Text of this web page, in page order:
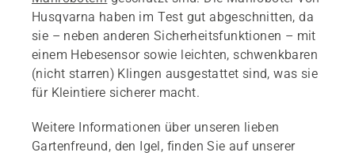
Husqvarna haben im Test gut abgeschnitten, da
sie – neben anderen Sicherheitsfunktionen – mit
einem Hebesensor sowie leichten, schwenkbaren
(nicht starren) Klingen ausgestattet sind, was sie
für Kleintiere sicherer macht.
Weitere Informationen über unseren lieben
Gartenfreund, den Igel, finden Sie auf unserer